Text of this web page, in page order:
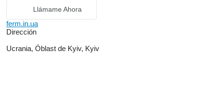
Llámame Ahora
ferm.in.ua
Dirección
Ucrania, Óblast de Kyiv, Kyiv